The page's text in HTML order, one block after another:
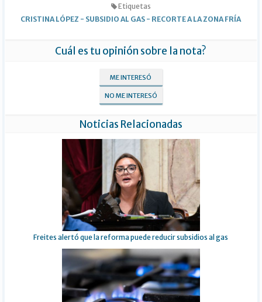
Etiquetas
CRISTINA LÓPEZ - SUBSIDIO AL GAS - RECORTE A LA ZONA FRÍA
Cuál es tu opinión sobre la nota?
ME INTERESÓ
NO ME INTERESÓ
Noticias Relacionadas
Freites alertó que la reforma puede reducir subsidios al gas